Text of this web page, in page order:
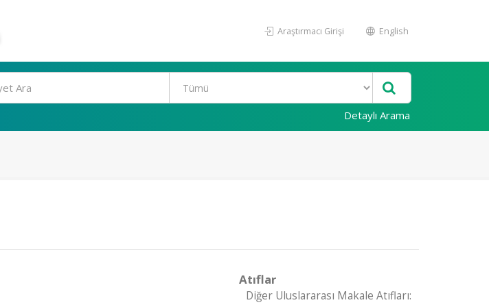
Araştırmacı Girişi English
Detaylı Arama
Atıflar
Diğer Uluslararası Makale Atıfları: